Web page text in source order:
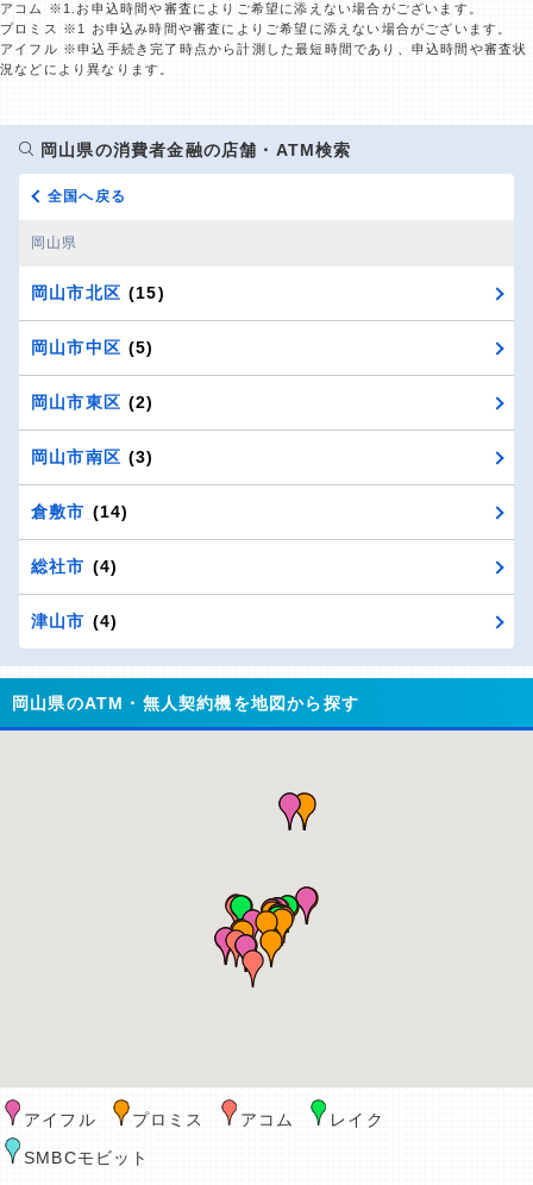
アコム ※1.お申込時間や審査によりご希望に添えない場合がございます。
プロミス ※1 お申込み時間や審査によりご希望に添えない場合がございます。
アイフル ※申込手続き完了時点から計測した最短時間であり、申込時間や審査状
況などにより異なります。
岡山県の消費者金融の店舗・ATM検索
全国へ戻る
岡山県
岡山市北区 (15)
岡山市中区 (5)
岡山市東区 (2)
岡山市南区 (3)
倉敷市 (14)
総社市 (4)
津山市 (4)
岡山県のATM・無人契約機を地図から探す
アイフル プロミス アコム
レイク
SMBCモビット